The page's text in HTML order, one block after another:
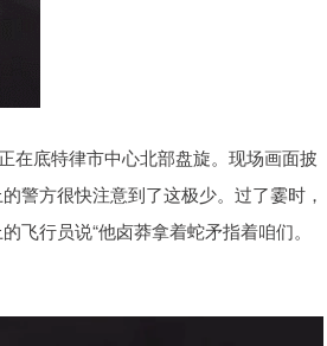
底特律市中心北部盘旋。现场画面披
警方很快注意到了这极少。过了霎时，
行员说“他卤莽拿着蛇矛指着咱们。